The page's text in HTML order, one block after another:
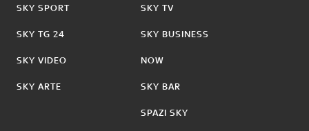
SKY SPORT
SKY TG 24
SKY VIDEO
SKY ARTE
SKY TV
SKY BUSINESS
NOW
SKY BAR
SPAZI SKY